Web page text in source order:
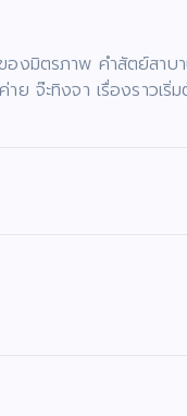
องมิตรภาพ คำสัตย์สาบ
จ๊ะทิงจา เรื่องราวเริ่ม